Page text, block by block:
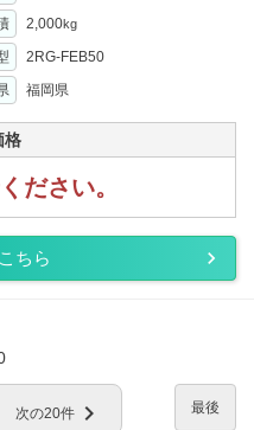
2,000kg
2RG-FEB50
福岡県
格
ださい。
ちら
最後
次の20件 chevron_right